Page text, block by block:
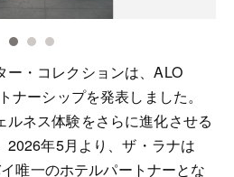
ー・コレクションは、ALO
ナーシップを発表しました。
ネス体験をさらに進化させる
2026年5月より、ザ・ラナは
唯一のホテルパートナーとな